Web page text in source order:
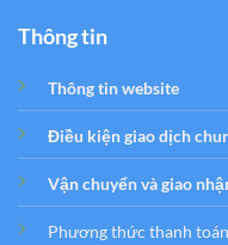
Thông tin
Thông tin website
Điều kiện giao dịch
Vận chuyển và giao
Phương thức thanh toán